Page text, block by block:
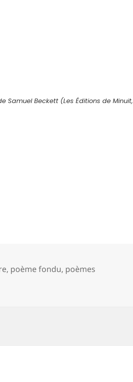
Samuel Beckett (Les Éditions de Minuit,
, poème fondu, poèmes